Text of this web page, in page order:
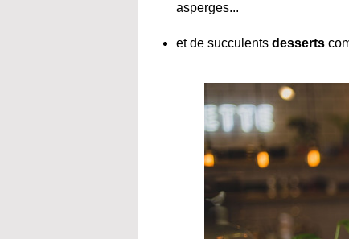
asperges...
et de succulents desserts